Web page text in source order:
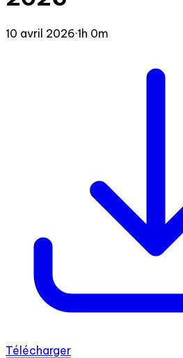
10 avril 2026·1h 0m
Télécharger